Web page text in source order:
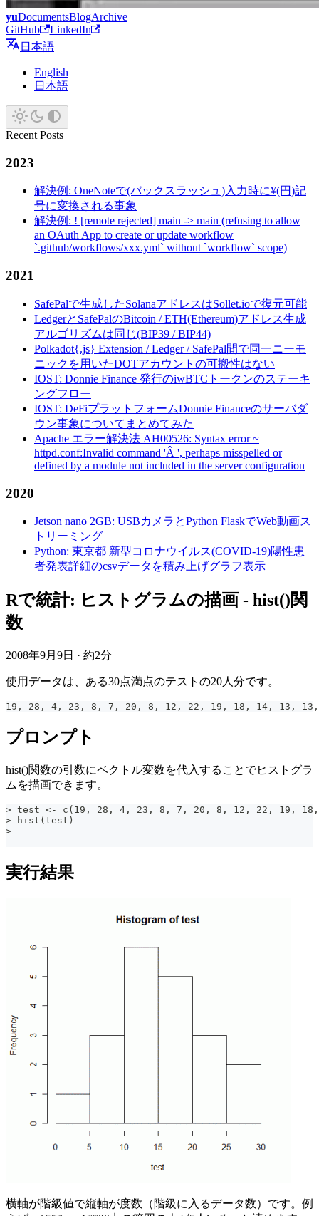
yuDocumentsBlogArchive
GitHub
LinkedIn
日本語
English
日本語
Recent Posts
2023
解決例: OneNoteで(バックスラッシュ)入力時に¥(円)記
号に変換される事象
解決例: ! [remote rejected] main -> main (refusing to allow
an OAuth App to create or update workflow
`.github/workflows/xxx.yml` without `workflow` scope)
2021
SafePalで生成したSolanaアドレスはSollet.ioで復元可能
LedgerとSafePalのBitcoin / ETH(Ethereum)アドレス生成
アルゴリズムは同じ(BIP39 / BIP44)
Polkadot{.js} Extension / Ledger / SafePal間で同一ニーモ
ニックを用いたDOTアカウントの可搬性はない
IOST: Donnie Finance 発行のiwBTCトークンのステーキ
ングフロー
IOST: DeFiプラットフォームDonnie Financeのサーバダ
ウン事象についてまとめてみた
Apache エラー解決法 AH00526: Syntax error ~
httpd.conf:Invalid command 'Â ', perhaps misspelled or
defined by a module not included in the server configuration
2020
Jetson nano 2GB: USBカメラとPython FlaskでWeb動画ス
トリーミング
Python: 東京都 新型コロナウイルス(COVID-19)陽性患
者発表詳細のcsvデータを積み上げグラフ表示
Rで統計: ヒストグラムの描画 - hist()関
数
2008年9月9日 · 約2分
使用データは、ある30点満点のテストの20人分です。
19, 28, 4, 23, 8, 7, 20, 8, 12, 22, 19, 18, 14, 13,
プロンプト
hist()関数の引数にベクトル変数を代入することでヒストグラ
ムを描画できます。
> test <- c(19, 28, 4, 23, 8, 7, 20, 8, 12, 22, 19,
> hist(test)
>
実行結果
横軸が階級値で縦軸が度数（階級に入るデータ数）です。例